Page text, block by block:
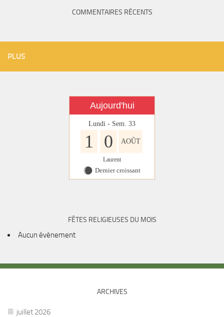
COMMENTAIRES RÉCENTS
PLUS
Aujourd'hui
Lundi - Sem. 33
1 0 AOÛT
Laurent
Y Dernier croissant
FÊTES RELIGIEUSES DU MOIS
Aucun évènement
ARCHIVES
juillet 2026